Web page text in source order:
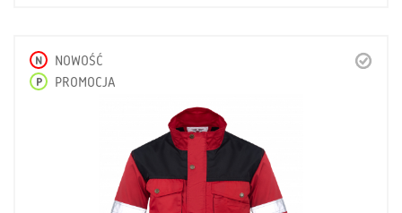
N NOWOŚĆ
P PROMOCJA